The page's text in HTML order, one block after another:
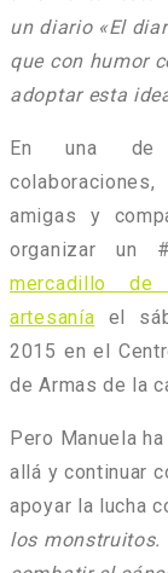
un diario «El
que con humor
adoptar esta
En una de
amigas y
organizar un
mercadillo de
artesanía el
2015 en el
de Armas de la
Pero Manuela
allá y continuar
apoyar la lucha
los monstruitos.